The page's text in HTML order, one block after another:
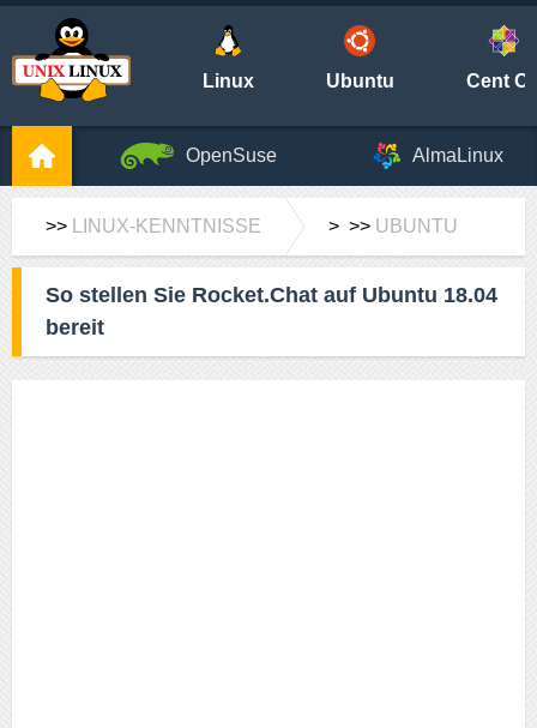
Linux Ubuntu Cent
OpenSuse AlmaLinux
>> LINUX-KENNTNISSE > >> UBUNTU
So stellen Sie Rocket.Chat auf Ubuntu 18.04
bereit